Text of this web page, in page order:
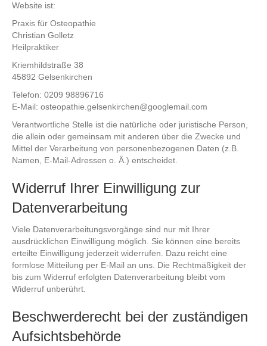
Website ist:
Praxis für Osteopathie
Christian Golletz
Heilpraktiker
Kriemhildstraße 38
45892 Gelsenkirchen
Telefon: 0209 98896716
E-Mail: osteopathie.gelsenkirchen@googlemail.com
Verantwortliche Stelle ist die natürliche oder juristische Person,
die allein oder gemeinsam mit anderen über die Zwecke und
Mittel der Verarbeitung von personenbezogenen Daten (z.B.
Namen, E-Mail-Adressen o. Ä.) entscheidet.
Widerruf Ihrer Einwilligung zur
Datenverarbeitung
Viele Datenverarbeitungsvorgänge sind nur mit Ihrer
ausdrücklichen Einwilligung möglich. Sie können eine bereits
erteilte Einwilligung jederzeit widerrufen. Dazu reicht eine
formlose Mitteilung per E-Mail an uns. Die Rechtmäßigkeit der
bis zum Widerruf erfolgten Datenverarbeitung bleibt vom
Widerruf unberührt.
Beschwerderecht bei der zuständigen
Aufsichtsbehörde